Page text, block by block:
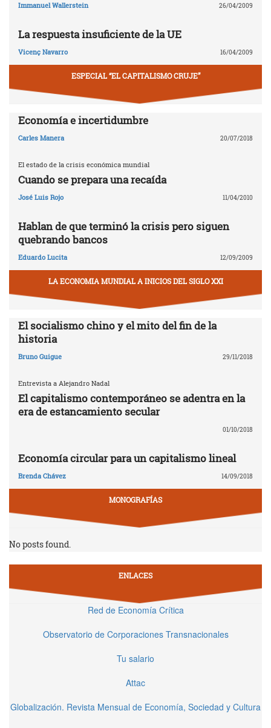
Immanuel Wallerstein 26/04/2009
La respuesta insuficiente de la UE
Vicenç Navarro 16/04/2009
ESPECIAL “EL CAPITALISMO CRUJE”
Economía e incertidumbre
Carles Manera 20/07/2018
El estado de la crisis económica mundial
Cuando se prepara una recaída
José Luis Rojo 11/04/2010
Hablan de que terminó la crisis pero siguen
quebrando bancos
Eduardo Lucita 12/09/2009
LA ECONOMIA MUNDIAL A INICIOS DEL SIGLO XXI
El socialismo chino y el mito del fin de la
historia
Bruno Guigue 29/11/2018
Entrevista a Alejandro Nadal
El capitalismo contemporáneo se adentra en la
era de estancamiento secular
01/10/2018
Economía circular para un capitalismo lineal
Brenda Chávez 14/09/2018
MONOGRAFÍAS
No posts found.
ENLACES
Red de Economía Crítica
Observatorio de Corporaciones Transnacionales
Tu salario
Attac
Globalización. Revista Mensual de Economía, Sociedad y Cultura